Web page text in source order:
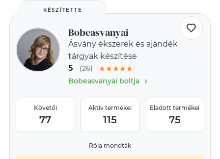
KÉSZÍTETTE
Bobeasvanyai
Ásvány ékszerek és ajándék
tárgyak készítése
5
(26)
Bobeasvanyai boltja›
Követői
77
Aktív termékei
115
Eladott termékei
75
Róla mondták